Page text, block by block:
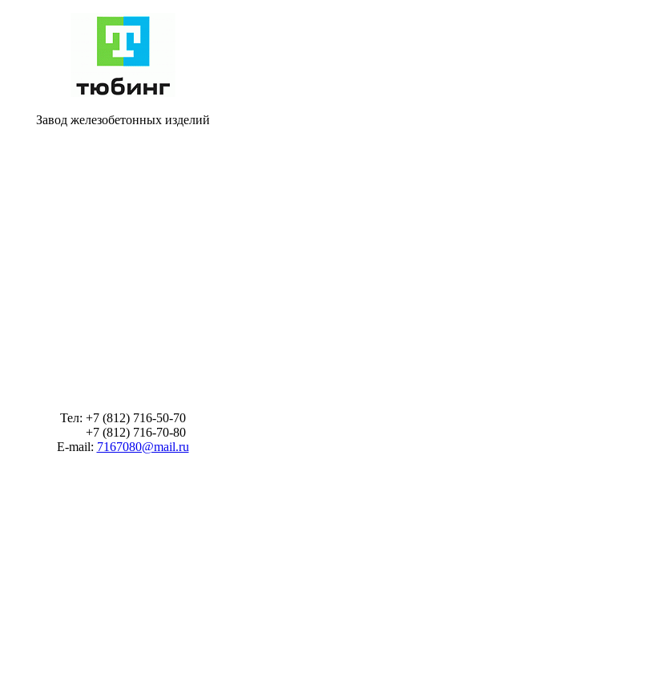
Завод железобетонных изделий
Тел: +7 (812) 716-50-70
+7 (812) 716-70-80
E-mail: 7167080@mail.ru